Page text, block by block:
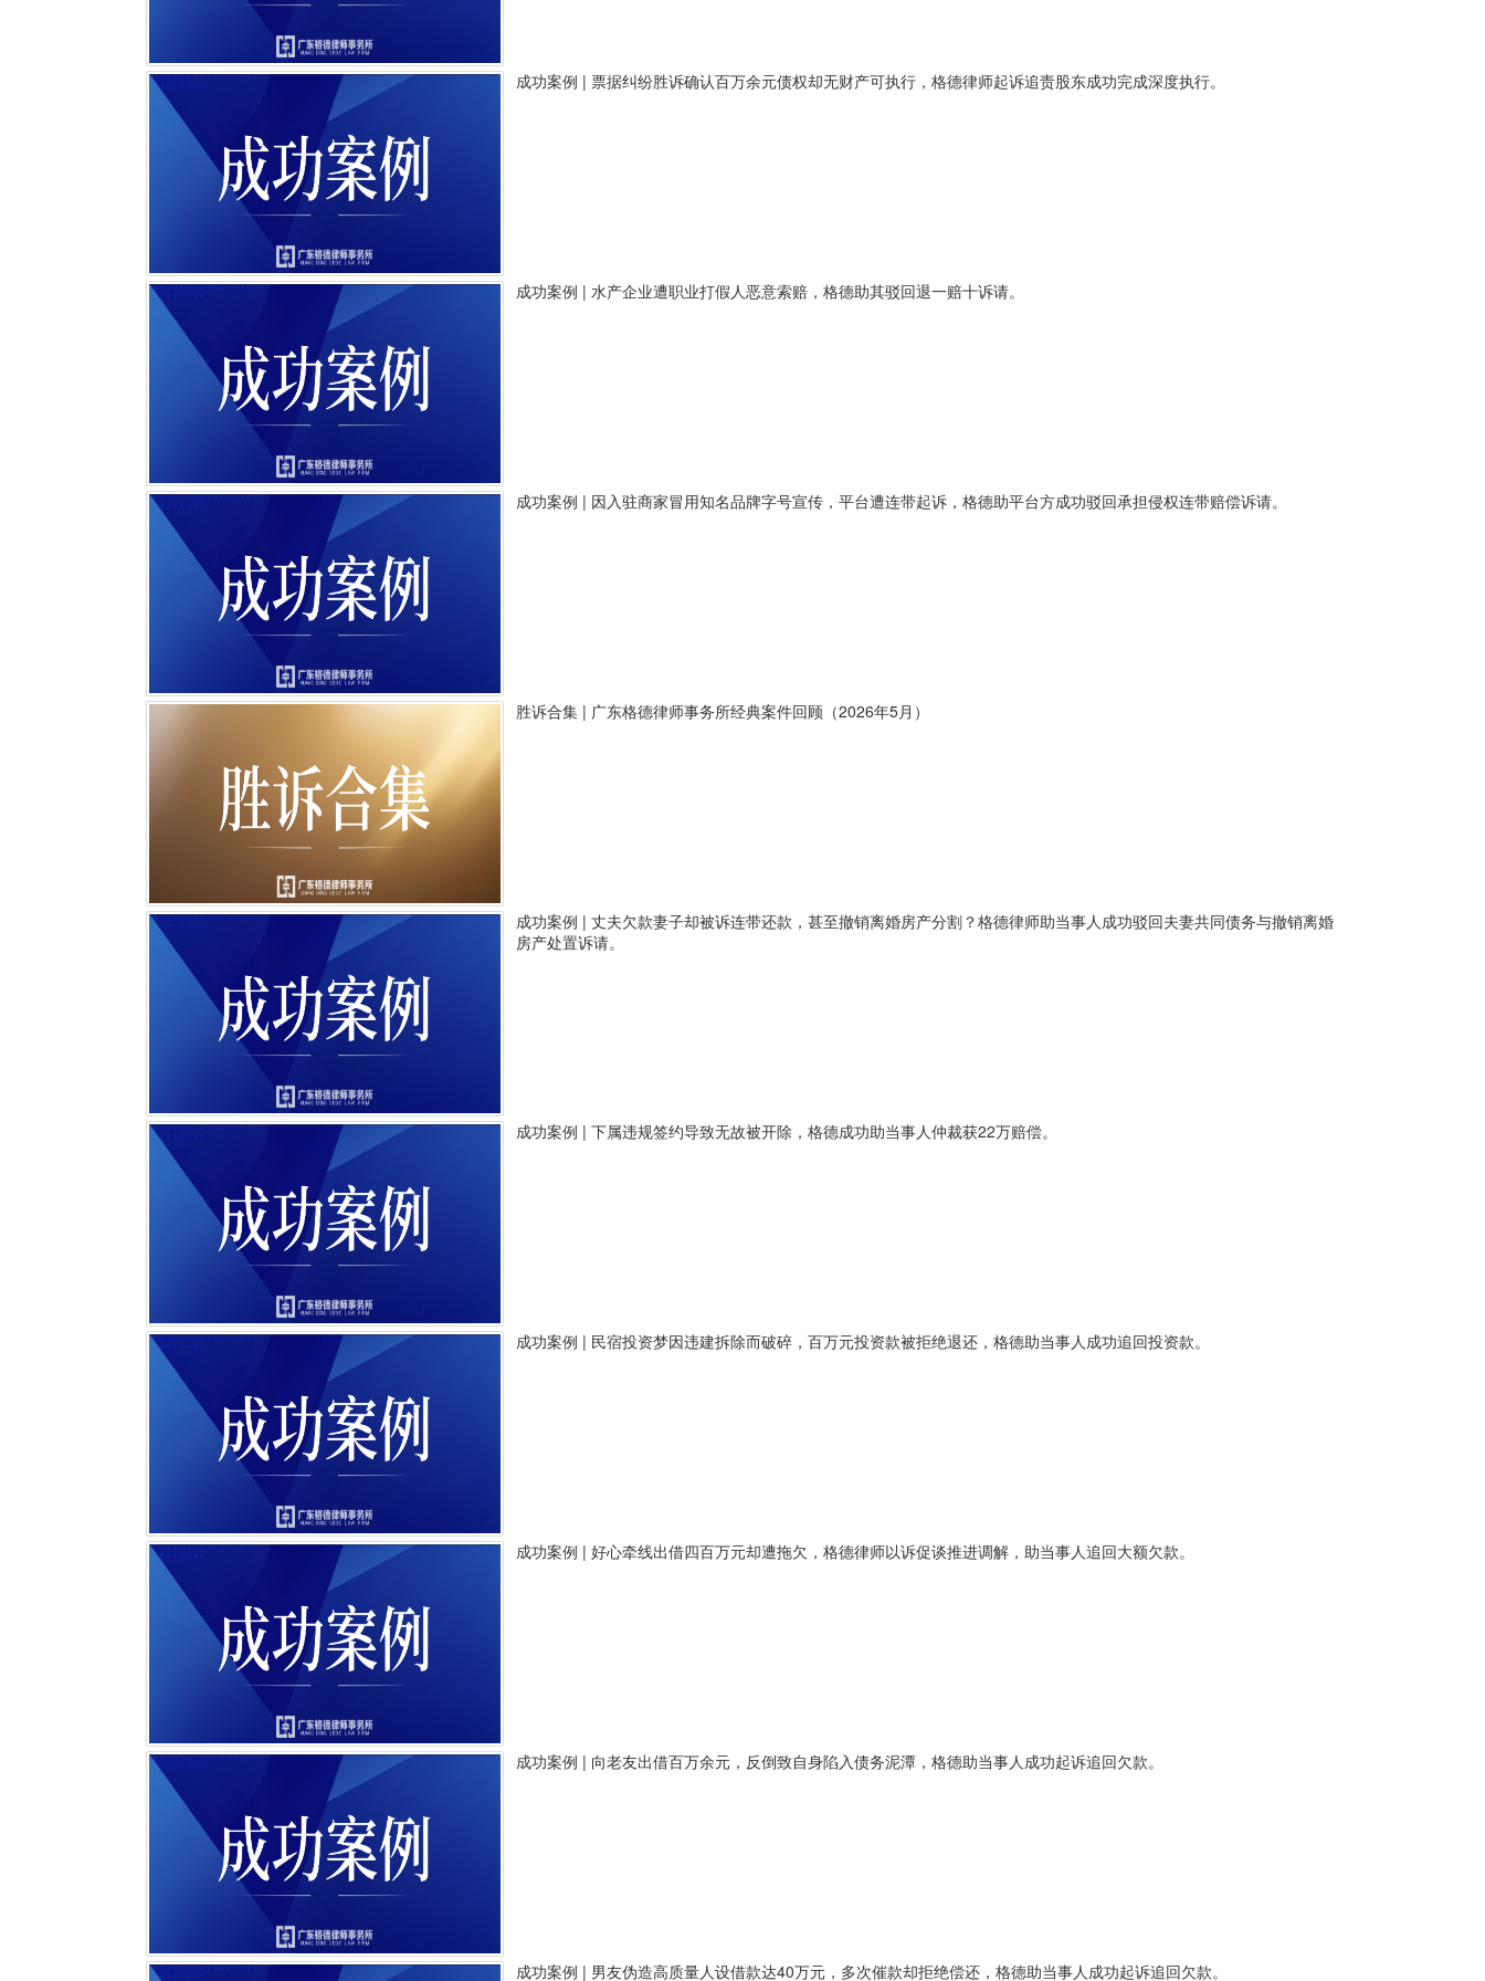
成功案例 | 票据纠纷胜诉确认百万余元债权却无财产可执行，格德律师起诉追责股东成功完成深度执行。
成功案例 | 水产企业遭职业打假人恶意索赔，格德助其驳回退一赔十诉请。
成功案例 | 因入驻商家冒用知名品牌字号宣传，平台遭连带起诉，格德助平台方成功驳回承担侵权连带赔偿诉请。
胜诉合集 | 广东格德律师事务所经典案件回顾（2026年5月）
成功案例 | 丈夫欠款妻子却被诉连带还款，甚至撤销离婚房产分割？格德律师助当事人成功驳回夫妻共同债务与撤销离婚
房产处置诉请。
成功案例 | 下属违规签约导致无故被开除，格德成功助当事人仲裁获22万赔偿。
成功案例 | 民宿投资梦因违建拆除而破碎，百万元投资款被拒绝退还，格德助当事人成功追回投资款。
成功案例 | 好心牵线出借四百万元却遭拖欠，格德律师以诉促谈推进调解，助当事人追回大额欠款。
成功案例 | 向老友出借百万余元，反倒致自身陷入债务泥潭，格德助当事人成功起诉追回欠款。
成功案例 | 男友伪造高质量人设借款达40万元，多次催款却拒绝偿还，格德助当事人成功起诉追回欠款。